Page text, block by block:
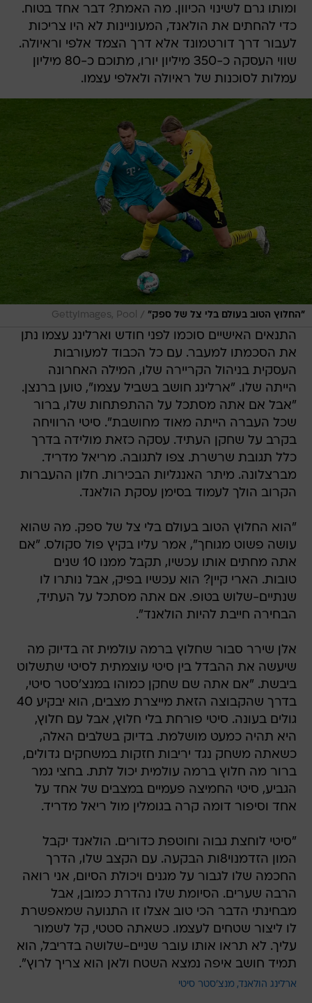
ומותו גרם לשינוי הכיוון. מה האמת? דבר אחד בטוח.
כדי להחתים את הולאנד, המעוניינות לא היו צריכות
לעבור דרך דורטמונד אלא דרך הצמד אלפי וראיולה.
שווי העסקה כ-350 מיליון יורו, מתוכם כ-80 מיליון
עמלות לסוכנות של ראיולה ולאלפי עצמו.
"החלוץ הטוב בעולם בלי צל של ספק" /
GettyImages, Pool
התנאים האישיים סוכמו לפני חודש וארלינג עצמו נתן
את הסכמתו למעבר. עם כל הכבוד למעורבות
העסקית בניהול הקריירה שלו, המילה האחרונה
הייתה שלו. "ארלינג חושב בשביל עצמו", טוען ברנצן.
"אבל אם אתה מסתכל על ההתפתחות שלו, ברור
שכל העברה הייתה מאוד מחושבת". סיטי הרוויחה
בקרב על שחקן העתיד. עסקה כזאת מולידה בדרך
כלל תגובת שרשרת. צפו לתגובה. מריאל מדריד.
מברצלונה. מיתר האנגליות הבכירות. חלון ההעברות
הקרוב הולך לעמוד בסימן עסקת הולאנד.
"הוא החלוץ הטוב בעולם בלי צל של ספק. מה שהוא
עושה פשוט מגוחך", אמר עליו בקיץ פול סקולס. "אם
אתה מחתים אותו עכשיו, תקבל ממנו 10 שנים
טובות. הארי קיין? הוא עכשיו בפיק, אבל נותרו לו
שנתיים-שלוש בטופ. אם אתה מסתכל על העתיד,
הבחירה חייבת להיות הולאנד".
אלן שירר סבור שחלוץ ברמה עולמית זה בדיוק מה
שיעשה את ההבדל בין סיטי עוצמתית לסיטי שתשלוט
ביבשת. "אם אתה שם שחקן כמוהו במנצ'סטר סיטי,
בדרך שהקבוצה הזאת מייצרת מצבים, הוא יבקיע 40
גולים בעונה. סיטי פורחת בלי חלוץ, אבל עם חלוץ,
היא תהיה כמעט מושלמת. בדיוק בשלבים האלה,
כשאתה משחק נגד יריבות חזקות במשחקים גדולים,
ברור מה חלוץ ברמה עולמית יכול לתת. בחצי גמר
הגביע, סיטי החמיצה פעמיים במצבים של אחד על
אחד וסיפור דומה קרה בגומלין מול ריאל מדריד.
"סיטי לוחצת גבוה וחוטפת כדורים. הולאנד יקבל
המון הזדמנוי8ות הבקעה. עם הקצב שלו, הדרך
החכמה שלו לגבור על מגנים ויכולת הסיום, אני רואה
הרבה שערים. הסיומת שלו נהדרת כמובן, אבל
מבחינתי הדבר הכי טוב אצלו זו התנועה שמאפשרת
לו ליצור שטחים לעצמו. כשאתה סטטי, קל לשמור
עליך. לא תראו אותו עובר שניים-שלושה בדריבל, הוא
תמיד חושב איפה נמצא השטח ולאן הוא צריך לרוץ".
ארלינג הולאנד מנצ'סטר סיטי